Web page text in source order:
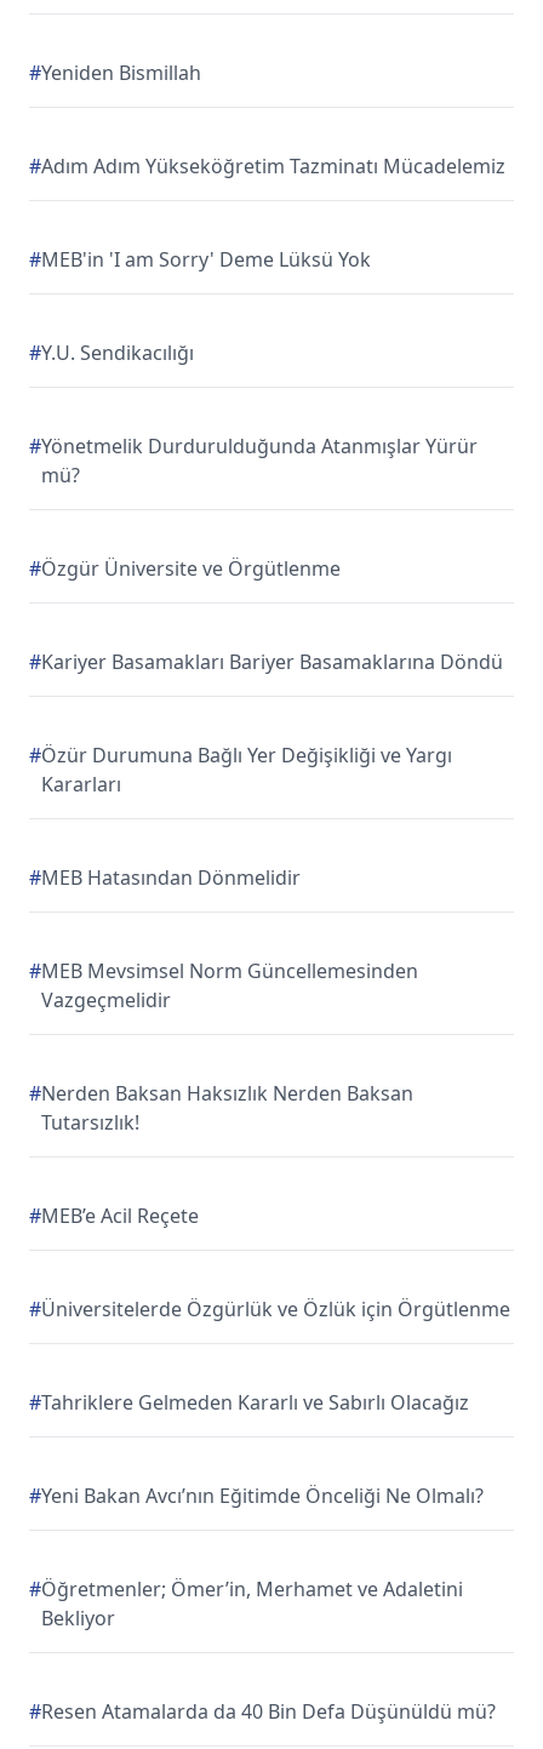
#Yeniden Bismillah
#Adım Adım Yükseköğretim Tazminatı Mücadelemiz
#MEB'in 'I am Sorry' Deme Lüksü Yok
#Y.U. Sendikacılığı
#Yönetmelik Durdurulduğunda Atanmışlar Yürür
mü?
#Özgür Üniversite ve Örgütlenme
#Kariyer Basamakları Bariyer Basamaklarına Döndü
#Özür Durumuna Bağlı Yer Değişikliği ve Yargı
Kararları
#MEB Hatasından Dönmelidir
#MEB Mevsimsel Norm Güncellemesinden
Vazgeçmelidir
#Nerden Baksan Haksızlık Nerden Baksan
Tutarsızlık!
#MEB’e Acil Reçete
#Üniversitelerde Özgürlük ve Özlük için Örgütlenme
#Tahriklere Gelmeden Kararlı ve Sabırlı Olacağız
#Yeni Bakan Avcı’nın Eğitimde Önceliği Ne Olmalı?
#Öğretmenler; Ömer’in, Merhamet ve Adaletini
Bekliyor
#Resen Atamalarda da 40 Bin Defa Düşünüldü mü?